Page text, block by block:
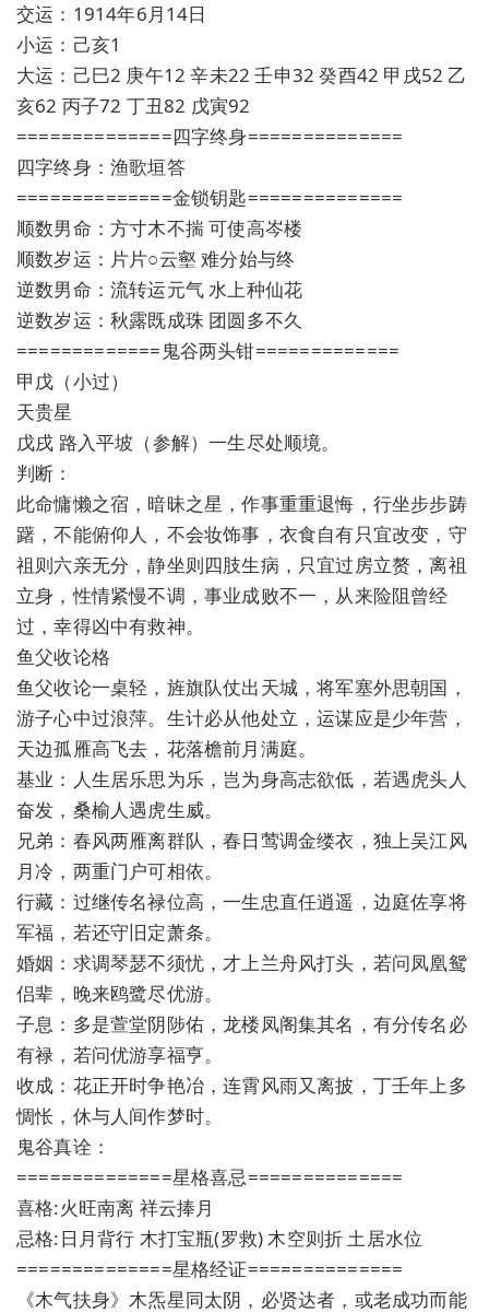
交运：1914年6月14日
小运：己亥1
大运：己巳2 庚午12 辛未22 壬申32 癸酉42 甲戌52 乙
亥62 丙子72 丁丑82 戊寅92
==============四字终身==============
四字终身：渔歌垣答
==============金锁钥匙==============
顺数男命：方寸木不揣 可使高岑楼
顺数岁运：片片○云壑 难分始与终
逆数男命：流转运元气 水上种仙花
逆数岁运：秋露既成珠 团圆多不久
=============鬼谷两头钳=============
甲戊（小过）
天贵星
戊戌 路入平坡（参解）一生尽处顺境。
判断：
此命慵懒之宿，暗昧之星，作事重重退悔，行坐步步踌
躇，不能俯仰人，不会妆饰事，衣食自有只宜改变，守
祖则六亲无分，静坐则四肢生病，只宜过房立赘，离祖
立身，性情紧慢不调，事业成败不一，从来险阻曾经
过，幸得凶中有救神。
鱼父收论格
鱼父收论一桌轻，旌旗队仗出天城，将军塞外思朝国，
游子心中过浪萍。生计必从他处立，运谋应是少年营，
天边孤雁高飞去，花落檐前月满庭。
基业：人生居乐思为乐，岂为身高志欲低，若遇虎头人
奋发，桑榆人遇虎生威。
兄弟：春风两雁离群队，春日莺调金缕衣，独上吴江风
月冷，两重门户可相依。
行藏：过继传名禄位高，一生忠直任逍遥，边庭佐享将
军福，若还守旧定萧条。
婚姻：求调琴瑟不须忧，才上兰舟风打头，若问凤凰鸳
侣辈，晚来鸥鹭尽优游。
子息：多是萱堂阴陟佑，龙楼凤阁集其名，有分传名必
有禄，若问优游享福亨。
收成：花正开时争艳冶，连霄风雨又离披，丁壬年上多
惆怅，休与人间作梦时。
鬼谷真诠：
==============星格喜忌==============
喜格:火旺南离 祥云捧月
忌格:日月背行 木打宝瓶(罗救) 木空则折 土居水位
==============星格经证==============
《木气扶身》木炁星同太阴，必贤达者，或老成功而能